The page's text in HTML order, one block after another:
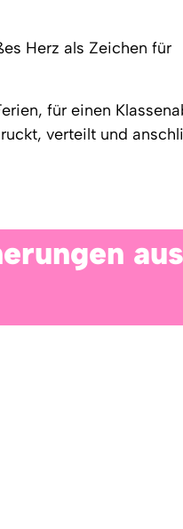
Herz als Zeichen für
für einen
verteilt und
aus